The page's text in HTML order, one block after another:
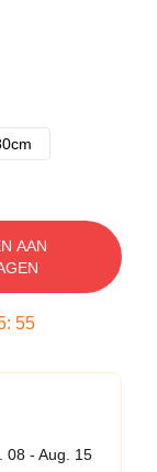
AAN
: 54
08 - Aug. 15